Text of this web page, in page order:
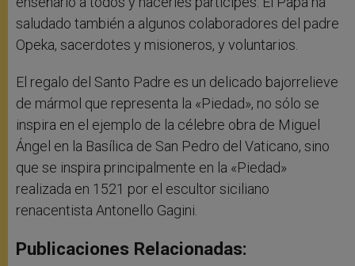
saludado también a algunos colaboradores del padre
Opeka, sacerdotes y misioneros, y voluntarios.
El regalo del Santo Padre es un delicado bajorrelieve
de mármol que representa la «Piedad», no sólo se
inspira en el ejemplo de la célebre obra de Miguel
Ángel en la Basílica de San Pedro del Vaticano, sino
que se inspira principalmente en la «Piedad»
realizada en 1521 por el escultor siciliano
renacentista Antonello Gagini.
Publicaciones Relacionadas: